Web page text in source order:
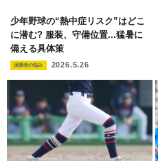
少年野球の“熱中症リスク”はどこ
に潜む? 服装、守備位置...猛暑に
備える具体策
保護者の悩み 2026.5.26